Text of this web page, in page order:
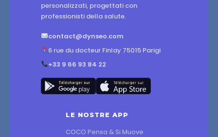
personalizzati, progettati con
professionisti della salute.
contact@dynseo.com
6 rue du docteur Finlay 75015 Parigi
+33 9 66 93 84 22
LE NOSTRE APP
COCO Pensa & Si Muove